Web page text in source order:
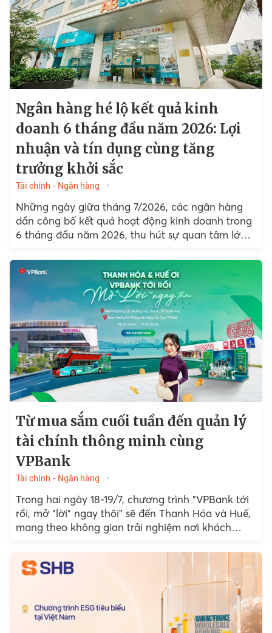
Ngân hàng hé lộ kết quả kinh
doanh 6 tháng đầu năm 2026: Lợi
nhuận và tín dụng cùng tăng
trưởng khởi sắc
Tài chính - Ngân hàng
Những ngày giữa tháng 7/2026, các ngân hàng
dần công bố kết quả hoạt động kinh doanh trong
6 tháng đầu năm 2026, thu hút sự quan tâm lớn
Từ mua sắm cuối tuần đến quản lý
tài chính thông minh cùng
VPBank
Tài chính - Ngân hàng
Trong hai ngày 18-19/7, chương trình "VPBank tới
rồi, mở "lời" ngay thôi" sẽ đến Thanh Hóa và Huế,
mang theo không gian trải nghiệm nơi khách